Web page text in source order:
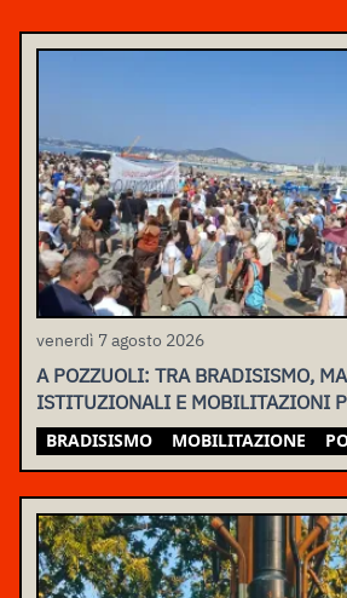
venerdì 7 agosto 2026
A POZZUOLI: TRA BRADISISMO,
ISTITUZIONALI E MOBILITAZIONI
BRADISISMO MOBILITAZIONE